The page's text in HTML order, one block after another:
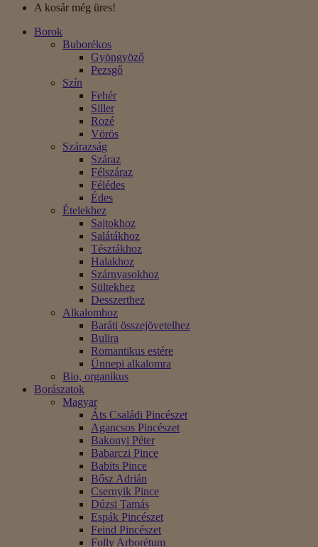
A kosár még üres!
Borok
Buborékos
Gyöngyöző
Pezsgő
Szín
Fehér
Siller
Rozé
Vörös
Szárazság
Száraz
Félszáraz
Félédes
Édes
Ételekhez
Sajtokhoz
Salátákhoz
Tésztákhoz
Halakhoz
Szárnyasokhoz
Sültekhez
Desszerthez
Alkalomhoz
Baráti összejövetelhez
Bulira
Romantikus estére
Ünnepi alkalomra
Bio, organikus
Borászatok
Magyar
Áts Családi Pincészet
Agancsos Pincészet
Bakonyi Péter
Babarczi Pince
Babits Pince
Bősz Adrián
Csernyik Pince
Dúzsi Tamás
Espák Pincészet
Feind Pincészet
Folly Arborétum